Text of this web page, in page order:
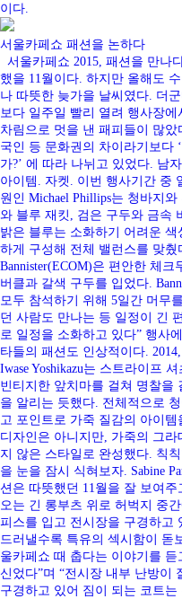
이다.
서울카페쇼 패션을 논하다
서울카페쇼 2015, 패션을 만나
했을 11월이다. 하지만 올해도
나 따뜻한 늦가을 날씨였다. 더
보다 일주일 빨리 열려 행사장
차림으로 멋을 낸 패피들이 많
국인 등 문화권의 차이라기보다
가?’ 에 따라 나뉘고 있었다. 남
아이템. 자켓. 이번 행사기간 중
원인 Michael Phillips는 청바지
와 블루 재킷, 검은 구두와 금속
밝은 블루는 소화하기 어려운
하게 구성해 전체 밸런스를 맞췄
Bannister(ECOM)은 편안한 체
버클과 갈색 구두를 입었다.
모두 참석하기 위해 5일간 머무
던 사람도 만나는 등 일정이 긴
로 일정을 소화하고 있다” 행사
타들의 패션도 인상적이다.
Iwase Yoshikazu는 스트라이프
빈티지한 앞치마를 걸쳐 명찰을
을 알리는 듯했다. 전체적으로
고 포인트로 가죽 질감의 아이
디자인은 아니지만, 가죽의 그
지 않은 스타일로 완성했다. 칙
을 눈을 잠시 식혀보자. Sabine
션은 따뜻했던 11월을 잘 보여
오는 긴 롱부츠 위로 허벅지 중
피스를 입고 전시장을 구경하고
드러낼수록 특유의 섹시함이 돋
울카페쇼 때 춥다는 이야기를
신었다”며 “전시장 내부 난방이
구경하고 있어 짐이 되는 코트